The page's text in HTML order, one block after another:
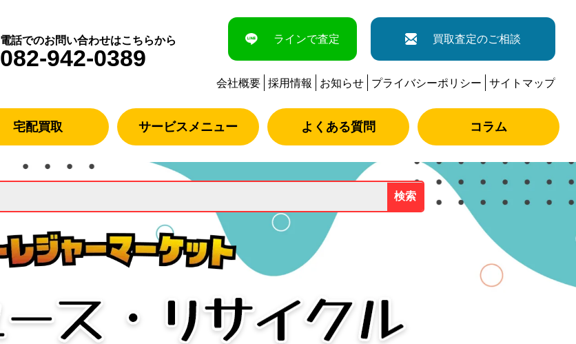
電話でのお問い合わせはこちらから
082-942-0389
ラインで査定 買取査定のご相談
会社概要 採用情報 お知らせ プライバシーポリシー サイトマップ
宅配買取 サービスメニュー よくある質問 コラム
検索